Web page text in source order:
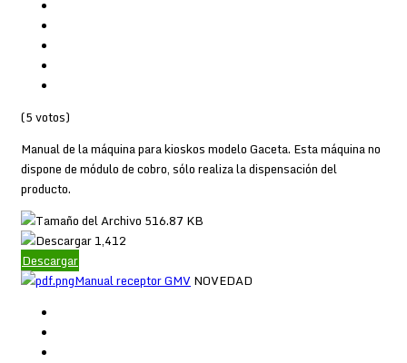
(5 votos)
Manual de la máquina para kioskos modelo Gaceta. Esta máquina no
dispone de módulo de cobro, sólo realiza la dispensación del
producto.
516.87 KB
1,412
Descargar
Manual receptor GMV NOVEDAD